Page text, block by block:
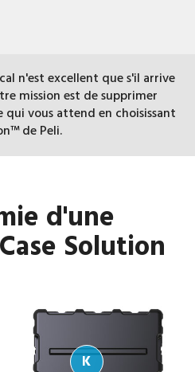
n'est excellent que s'il arrive
mission est de supprimer
qui vous attend en choisissant
de Peli.
d'une
Solution
K